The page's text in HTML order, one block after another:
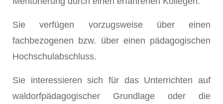
Sie verfügen vorzugsweise über einen
fachbezogenen bzw. über einen pädagogischen
Hochschulabschluss.
Sie interessieren sich für das Unterrichten auf
waldorfpädagogischer Grundlage oder die